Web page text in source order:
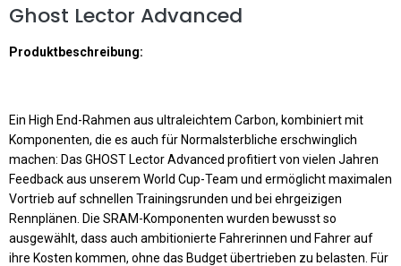
Ghost Lector Advanced
Produktbeschreibung:
Ein High End-Rahmen aus ultraleichtem Carbon, kombiniert mit
Komponenten, die es auch für Normalsterbliche erschwinglich
machen: Das GHOST Lector Advanced profitiert von vielen Jahren
Feedback aus unserem World Cup-Team und ermöglicht maximalen
Vortrieb auf schnellen Trainingsrunden und bei ehrgeizigen
Rennplänen. Die SRAM-Komponenten wurden bewusst so
ausgewählt, dass auch ambitionierte Fahrerinnen und Fahrer auf
ihre Kosten kommen, ohne das Budget übertrieben zu belasten. Für